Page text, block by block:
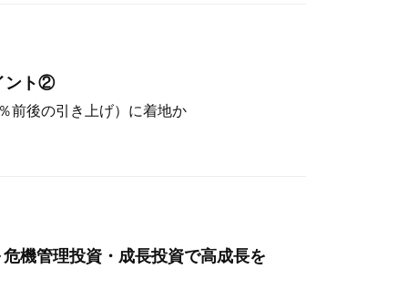
ント②
前後の引き上げ）に着地か
機管理投資・成長投資で高成長を